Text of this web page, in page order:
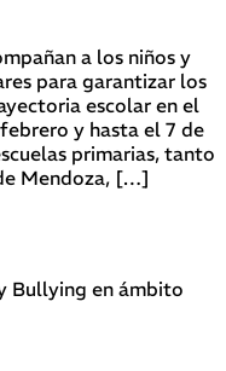
a los niños y
para garantizar los
escolar en el
y hasta el 7 de
primarias, tanto
Mendoza, […]
Bullying en ámbito